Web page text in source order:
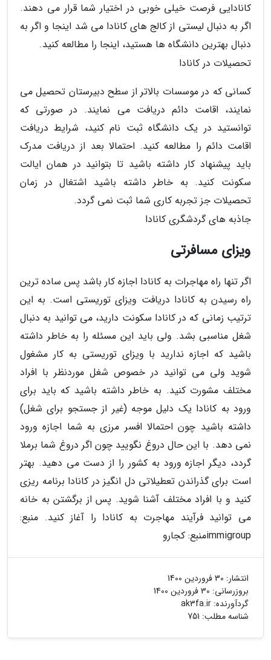
کانادایی فرصت خیلی خوبی در اختیار شما قرار می دهند.
اگر به دنبال لیستی از کالج های کانادا می شد اینجا و اگر به
دنبال بهترین دانشگاه ها هستید، اینجا را مطالعه کنید.
تحصیلات در کانادا
کسانی که در موسسات بالاتر از سطح دبیرستان تحصیل می
نمایند، اقامت دائم دریافت می نمایند. در صورتی که
توانستید در یک دانشگاه ثبت نام کنید، شرایط دریافت
اقامت دائم را مطالعه کنید. احتمالا بعد از دریافت مدرک
باید پیشنهاد کار داشته باشید تا بتوانید در همان ایالت
سکونت کنید. به خاطر داشته باشید اشتغال در زمان
تحصیلات جز تجربه کاری شما ثبت نمی گردد.
جاذبه های گردشگری کانادا
ویزای مسافرتی
اگر تنها راه مهاجرات به کانادا اجازه کار باشد پس ساده ترین
راه رسیدن به کانادا دریافت ویزای توریستی است. به این
ترتیب زمانی که در کانادا سکونت دارید، می توانید به دنبال
شغل مناسبی بشد. ولی باید این مسئله را به خاطر داشته
باشید که اجازه ندارید با ویزای توریستی به کار مشغول
شوید ولی می توانید در خصوص شغل موردنظر با افراد
مختلف مشورت کنید. به خاطر داشته باشید که باید برای
ورود به کانادا یک دلیل موجه (غیر از جستجو برای شغل)
داشته باشید چون احتمالا افسر مرزی به شما اجازه ورود
نمی دهد. با این حال دروغ نگویید چون اگر دروغ شما برملا
گردد، دیگر اجازه ورود به کشور را از دست می دهید. بهتر
است برای گذراندن تعطیلاتی دل انگیز در کانادا برنامه ریزی
کنید و با افراد مختلف آشنا شوید. پس از برگشتن به خانه
می توانید فرآیند مهاجرت به کانادا را آغاز کنید. منبع:
immigroupمنبع: کجارو
انتشار: 30 فروردین 1400
بروزرسانی: 30 فروردین 1400
گردآورنده: ak3fa.ir
شناسه مطلب: 751